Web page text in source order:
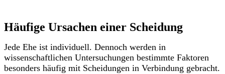
Häufige Ursachen einer Scheidung
Jede Ehe ist individuell. Dennoch werden in
wissenschaftlichen Untersuchungen bestimmte Faktoren
besonders häufig mit Scheidungen in Verbindung gebracht.